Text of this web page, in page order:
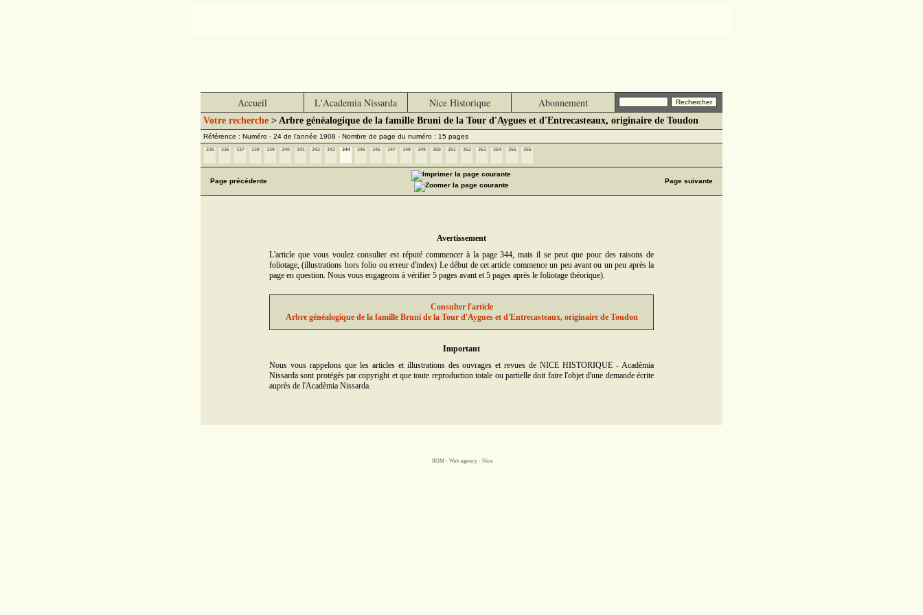
Accueil L'Academia Nissarda Nice Historique Abonnement
Votre recherche > Arbre généalogique de la famille Bruni de la Tour d'Aygues et d'Entrecasteaux, originaire de Toudon
Référence : Numéro - 24 de l'année 1908 - Nombre de page du numéro : 15 pages
335 336 337 338 339 340 341 342 343 344 345 346 347 348 349 350 351 352 353 354 355 356
Page précédente Page suivante
Avertissement
L'article que vous voulez consulter est réputé commencer à la page 344, mais il se peut que pour des raisons de
foliotage, (illustrations hors folio ou erreur d'index) Le début de cet article commence un peu avant ou un peu après la
page en question. Nous vous engageons à vérifier 5 pages avant et 5 pages après le foliotage théorique).
Consulter l'article
Arbre généalogique de la famille Bruni de la Tour d'Aygues et d'Entrecasteaux, originaire de Toudon
Important
Nous vous rappelons que les articles et illustrations des ouvrages et revues de NICE HISTORIQUE - Acadèmia
Nissarda sont protégés par copyright et que toute reproduction totale ou partielle doit faire l'objet d'une demande écrite
auprès de l'Acadèmia Nissarda.
ROM - Web agency - Nice